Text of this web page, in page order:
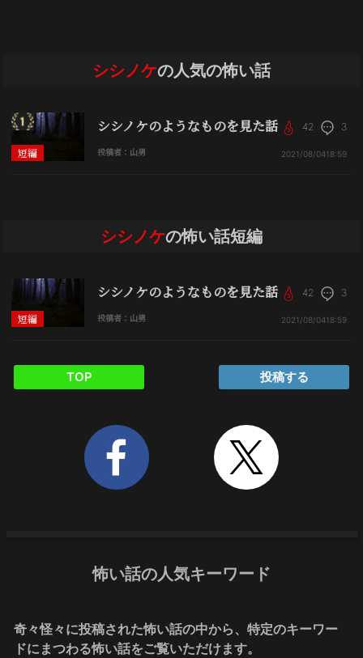
シシノケの人気の怖い話
短編
シシノケのようなものを見た話
投稿者：山男
42 3
2021/08/0418:59
シシノケの怖い話短編
短編
シシノケのようなものを見た話
投稿者：山男
42 3
2021/08/0418:59
TOP 投稿する
怖い話の人気キーワード
奇々怪々に投稿された怖い話の中から、特定のキーワー
ドにまつわる怖い話をご覧いただけます。